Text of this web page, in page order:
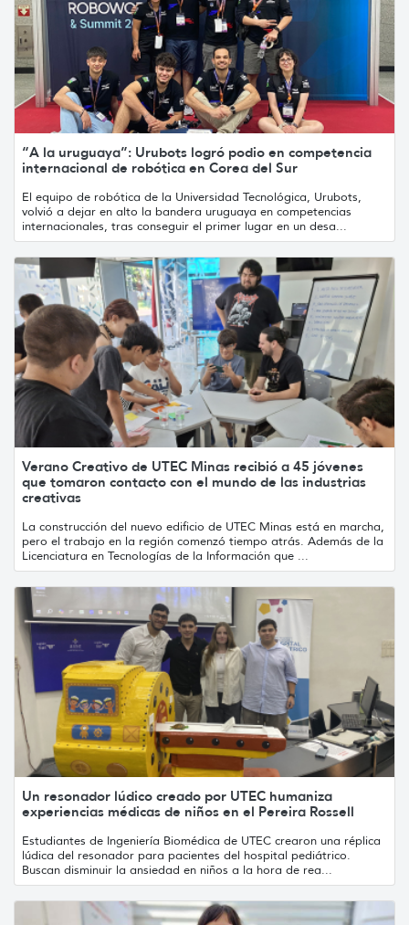
“A la uruguaya”: Urubots logró podio en competencia
internacional de robótica en Corea del Sur
El equipo de robótica de la Universidad Tecnológica, Urubots,
volvió a dejar en alto la bandera uruguaya en competencias
internacionales, tras conseguir el primer lugar en un desa...
Verano Creativo de UTEC Minas recibió a 45 jóvenes
que tomaron contacto con el mundo de las industrias
creativas
La construcción del nuevo edificio de UTEC Minas está en marcha,
pero el trabajo en la región comenzó tiempo atrás. Además de la
Licenciatura en Tecnologías de la Información que ...
Un resonador lúdico creado por UTEC humaniza
experiencias médicas de niños en el Pereira Rossell
Estudiantes de Ingeniería Biomédica de UTEC crearon una réplica
lúdica del resonador para pacientes del hospital pediátrico.
Buscan disminuir la ansiedad en niños a la hora de rea...